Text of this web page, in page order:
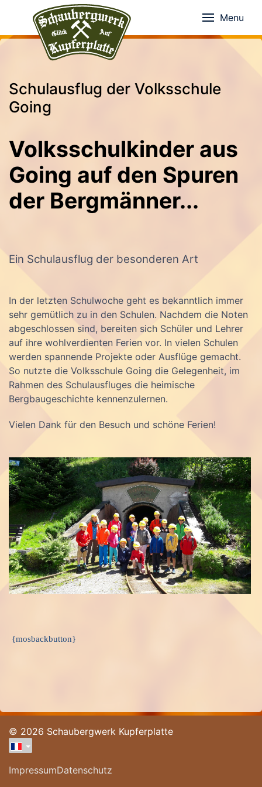
Menu
Schulausflug der Volksschule
Going
Volksschulkinder aus
Going auf den Spuren
der Bergmänner...
Ein Schulausflug der besonderen Art
In der letzten Schulwoche geht es bekanntlich immer
sehr gemütlich zu in den Schulen. Nachdem die Noten
abgeschlossen sind, bereiten sich Schüler und Lehrer
auf ihre wohlverdienten Ferien vor. In vielen Schulen
werden spannende Projekte oder Ausflüge gemacht.
So nutzte die Volksschule Going die Gelegenheit, im
Rahmen des Schulausfluges die heimische
Bergbaugeschichte kennenzulernen.
Vielen Dank für den Besuch und schöne Ferien!
{mosbackbutton}
© 2026 Schaubergwerk Kupferplatte
ImpressumDatenschutz